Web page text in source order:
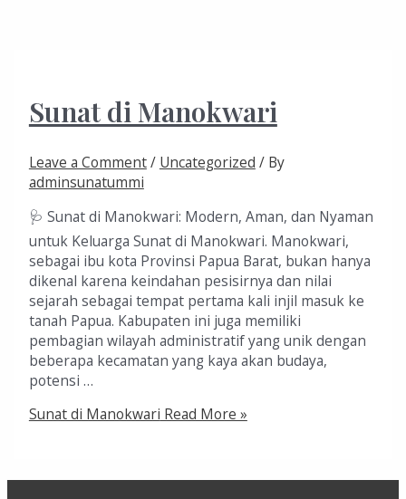
Sunat di Manokwari
Leave a Comment/ Uncategorized / By
adminsunatummi
🩺 Sunat di Manokwari: Modern, Aman, dan Nyaman
untuk Keluarga Sunat di Manokwari. Manokwari,
sebagai ibu kota Provinsi Papua Barat, bukan hanya
dikenal karena keindahan pesisirnya dan nilai
sejarah sebagai tempat pertama kali injil masuk ke
tanah Papua. Kabupaten ini juga memiliki
pembagian wilayah administratif yang unik dengan
beberapa kecamatan yang kaya akan budaya,
potensi …
Sunat di Manokwari Read More »